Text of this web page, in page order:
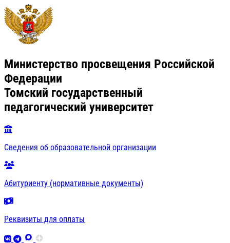
Министерство просвещения Российской
Федерации
Томский государственный
педагогический университет
Сведения об образовательной организации
Абитуриенту (нормативные документы)
Реквизиты для оплаты